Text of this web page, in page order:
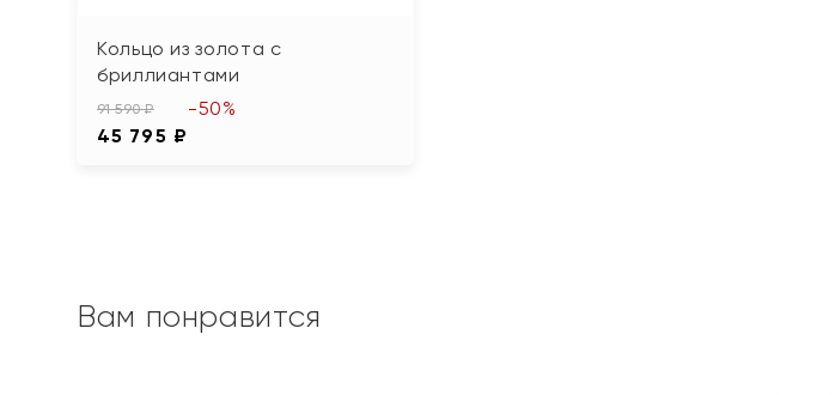
Кольцо из золота с
бриллиантами
91 590 ₽
45 795 ₽
-50%
Вам понравится